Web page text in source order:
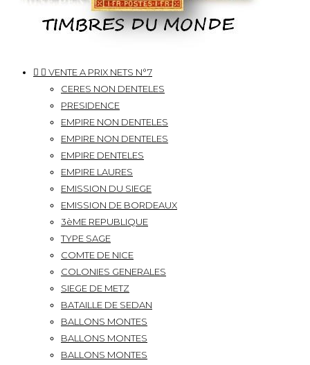
  VENTE A PRIX NETS N°7
CERES NON DENTELES
PRESIDENCE
EMPIRE NON DENTELES
EMPIRE NON DENTELES
EMPIRE DENTELES
EMPIRE LAURES
EMISSION DU SIEGE
EMISSION DE BORDEAUX
3èME REPUBLIQUE
TYPE SAGE
COMTE DE NICE
COLONIES GENERALES
SIEGE DE METZ
BATAILLE DE SEDAN
BALLONS MONTES
BALLONS MONTES
BALLONS MONTES